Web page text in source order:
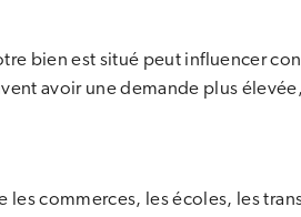
bien est situé peut influencer
avoir une demande plus
les commerces, les écoles, les